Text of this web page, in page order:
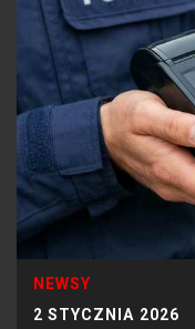
NEWSY
2 STYCZNIA 2026